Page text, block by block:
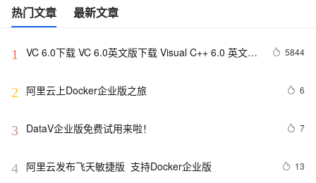
热门文章 最新文章
1
VC 6.0下载 VC 6.0英文版下载 Visual C++ 6.0 英文企
5844
2 阿里云上Docker企业版之旅 6
3 DataV企业版免费试用来啦！ 7
4 阿里云发布飞天敏捷版  支持Docker企业版 13